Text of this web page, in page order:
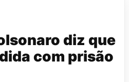
diz que
com prisão